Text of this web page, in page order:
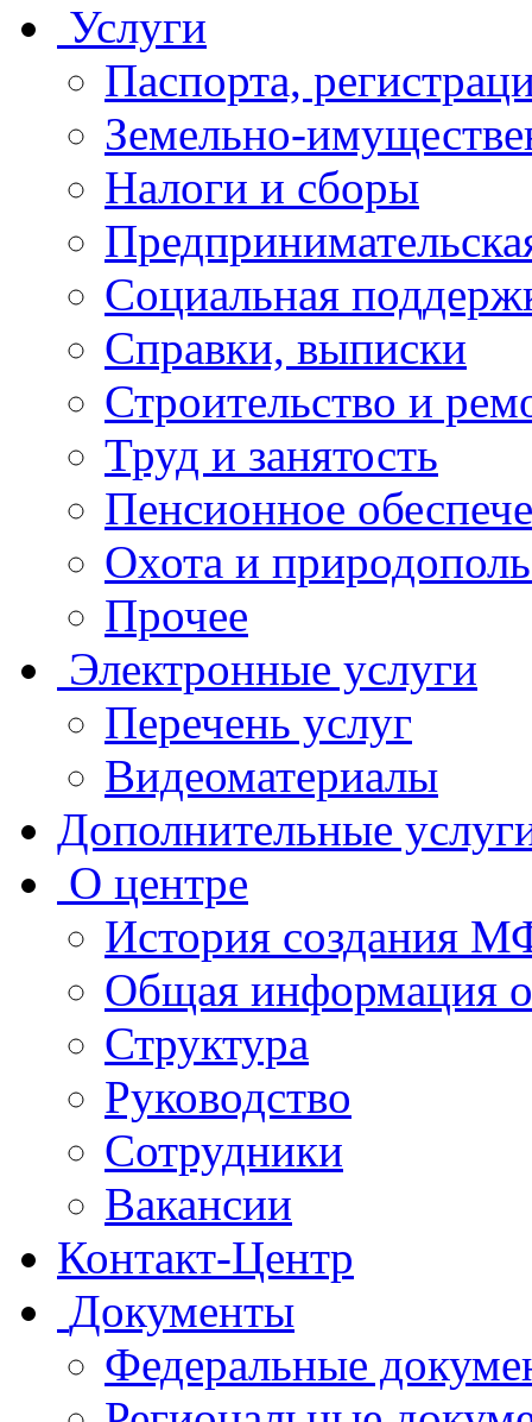
Услуги
Паспорта,
Земельно-
Налоги и сборы
Социальная
Справки, выписки
Строительство и
Труд и занятость
Пенсионное
Охота и
Прочее
Электронные услуги
Перечень услуг
Видеоматериалы
Дополнительные
О центре
История создания
Общая
Структура
Руководство
Сотрудники
Вакансии
Контакт-Центр
Документы
Федеральные